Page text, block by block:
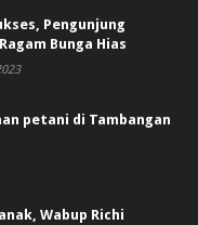
Pengunjung
Bunga Hias
petani di Tambangan
Wabup Richi